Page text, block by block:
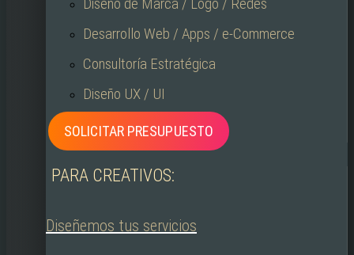
Desarrollo Web / Apps / e-Commerce
Consultoría Estratégica
Diseño UX / UI
SOLICITAR PRESUPUESTO
PARA CREATIVOS:
Diseñemos tus servicios